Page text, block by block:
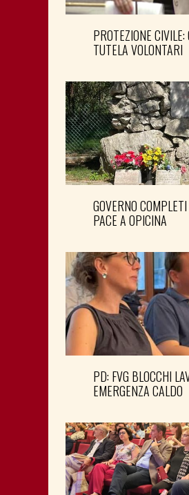
PROTEZIONE
TUTELA VOLONTARI
GOVERNO
PACE A OPICINA
PD: FVG BLOCCHI
EMERGENZA CALDO